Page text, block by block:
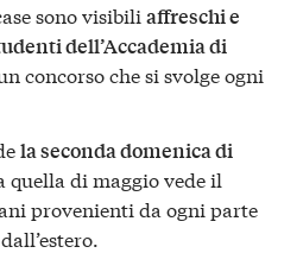
sono visibiliaffreschi e
dell’Accademia di
concorso che si svolge ogni
la seconda domenica di
quella di maggio vede il
provenienti da ogni parte